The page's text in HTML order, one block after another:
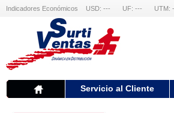
Indicadores Económicos USD: --- UF: --- UTM:
Servicio al Cliente